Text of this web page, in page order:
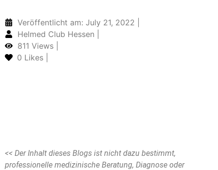
Veröffentlicht am: July 21, 2022 |
Helmed Club Hessen |
811 Views |
0 Likes |
<< Der Inhalt dieses Blogs ist nicht dazu bestimmt,
professionelle medizinische Beratung, Diagnose oder